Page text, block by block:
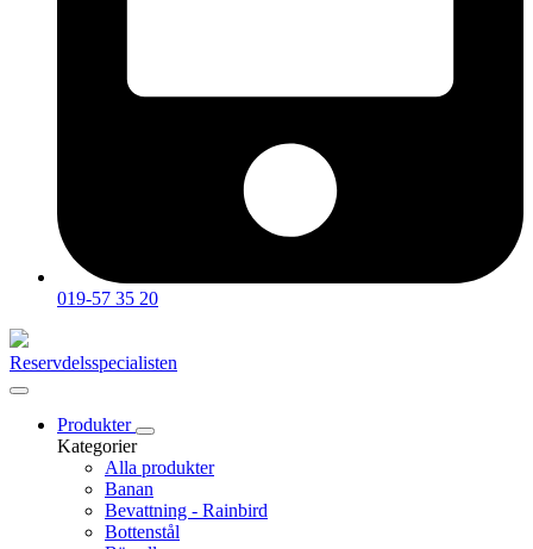
019-57 35 20
Reservdelsspecialisten
Produkter
Kategorier
Alla produkter
Banan
Bevattning - Rainbird
Bottenstål